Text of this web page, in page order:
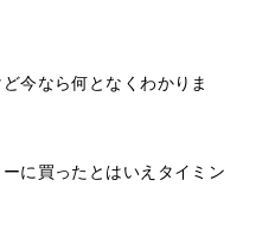
今なら何となくわかりま
に買ったとはいえタイミン